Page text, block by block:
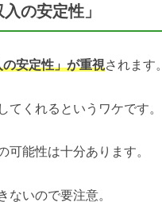
の安定性」
の安定性」が重視されます。
くれるというワケです。
能性は十分あります。
ないので要注意。